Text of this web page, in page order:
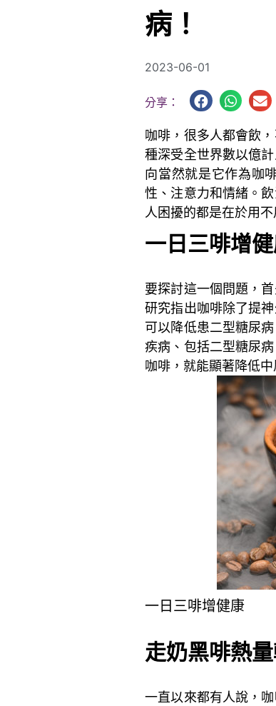
病！
2023-06-01
分享：
咖啡，很多人都會飲
種深受全世界數以億
向當然就是它作為咖
性、注意力和情緒。
人困擾的都是在於用
一日三啡增
要探討這一個問題，
研究指出咖啡除了提
可以降低患二型糖尿
疾病、包括二型糖尿
咖啡，就能顯著降低中
一日三啡增健康
走奶黑啡熱
一直以來都有人說，